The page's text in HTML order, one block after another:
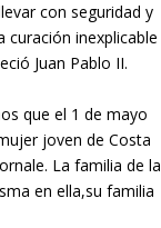
con seguridad y
curación inexplicable
Juan Pablo II.
que el 1 de mayo
joven de Costa
La familia de la
en ella,su familia